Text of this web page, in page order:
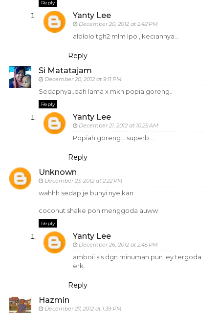
Reply
Yanty Lee
December 20, 2012 at 2:42 PM
alololo tgh2 mlm lpo , keciannya...
Reply
Si Matatajam
December 20, 2012 at 9:11 PM
Sedapnya..dah lama x mkn popia goreng..
Reply
Yanty Lee
December 21, 2012 at 10:25 AM
Popiah goreng... superb....
Reply
Unknown
December 23, 2012 at 2:22 PM
wahhh sedap je bunyi nye kan
coconut shake pon menggoda auww
Reply
Yanty Lee
December 26, 2012 at 2:45 PM
amboii sis dgn minuman pun ley tergoda
erk.
Reply
Hazmin
December 27, 2012 at 1:39 PM